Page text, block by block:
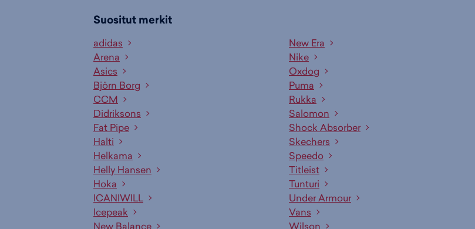
Suositut merkit
adidas
Arena
Asics
Björn Borg
CCM
Didriksons
Fat Pipe
Halti
Helkama
Helly Hansen
Hoka
ICANIWILL
Icepeak
New Balance
New Era
Nike
Oxdog
Puma
Rukka
Salomon
Shock Absorber
Skechers
Speedo
Titleist
Tunturi
Under Armour
Vans
Wilson